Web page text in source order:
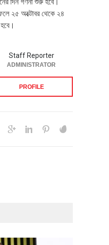
দিন গণনা শুরু হবে।
২৫ অক্টোবর থেকে ২৪
Staff Reporter
ADMINISTRATOR
PROFILE